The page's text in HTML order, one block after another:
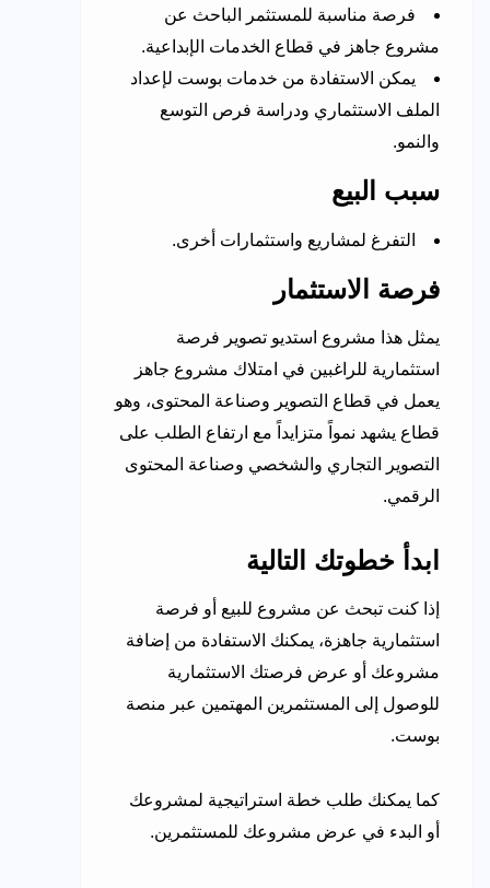
فرصة مناسبة للمستثمر الباحث عن
مشروع جاهز في قطاع الخدمات الإبداعية.
يمكن الاستفادة من خدمات بوست لإعداد
الملف الاستثماري ودراسة فرص التوسع
والنمو.
سبب البيع
التفرغ لمشاريع واستثمارات أخرى.
فرصة الاستثمار
يمثل هذا مشروع استديو تصوير فرصة
استثمارية للراغبين في امتلاك مشروع جاهز
يعمل في قطاع التصوير وصناعة المحتوى، وهو
قطاع يشهد نمواً متزايداً مع ارتفاع الطلب على
التصوير التجاري والشخصي وصناعة المحتوى
الرقمي.
ابدأ خطوتك التالية
إذا كنت تبحث عن مشروع للبيع أو فرصة
استثمارية جاهزة، يمكنك الاستفادة من إضافة
مشروعك أو عرض فرصتك الاستثمارية
للوصول إلى المستثمرين المهتمين عبر منصة
بوست.
كما يمكنك طلب خطة استراتيجية لمشروعك
أو البدء في عرض مشروعك للمستثمرين.